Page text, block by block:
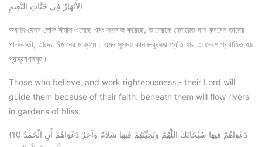
الأَنْهَارُ فِي جَنَّاتِ النَّعِيمِ
অবশ্য যেসব লোক ঈমান এনেছে এবং সৎকাজ করেছে, তাদেরকে হেদায়েত দান করবেন তাদের
পালনকর্তা, তাদের ঈমানের মাধ্যমে। এমন সুসময় কানন-কুঞ্জের প্রতি যার তলদেশে প্রবাহিত হয়
প্রস্রবণসমূহ।
Those who believe, and work righteousness,- their Lord will
guide them because of their faith: beneath them will flow rivers
in gardens of bliss.
(10 دَعْوَاهُمْ فِيهَا سُبْحَانَكَ اللَّهُمَّ وَتَحِيَّتُهُمْ فِيهَا سَلاَمٌ وَآخِرُ دَعْوَاهُمْ أَنِ الْحَمْدُ